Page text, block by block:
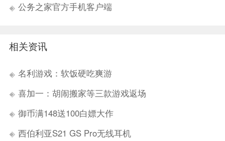
公务之家官方手机客户端
相关资讯
名利游戏：软饭硬吃爽游
喜加一：胡闹搬家等三款游戏返场
御币满148送100白嫖大作
西伯利亚S21 GS Pro无线耳机